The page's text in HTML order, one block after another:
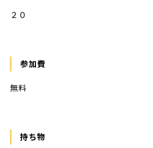
２０
参加費
無料
持ち物